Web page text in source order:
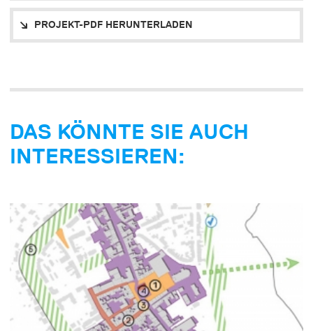
PROJEKT-PDF HERUNTERLADEN
DAS KÖNNTE SIE AUCH
INTERESSIEREN: